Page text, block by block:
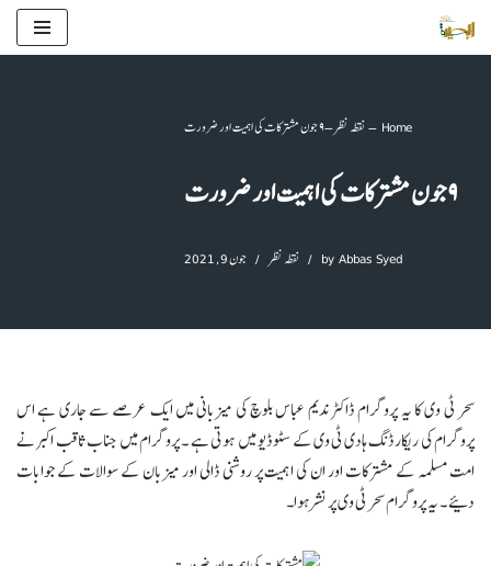
Skip
Home
–نقطہ نظر–۹ جون مشترکات کی اہمیت اور ضرورت
۹ جون مشترکات کی اہمیت اور ضرورت
by Abbas Syed نقطہ نظر جون 9, 2021
سحر ٹی وی کا یہ پروگرام ڈاکٹر ندیم عباس بلوچ کی میزبانی میں ایک عرصے سے جاری ہے اس
پروگرام کی ریکارڈنگ ہادی ٹی وی کے سٹوڈیو میں ہوتی ہے ۔ پروگرام میں جناب ثاقب اکبر نے
امت مسلمہ کے مشترکات اور ان کی اہمیت پر روشنی ڈالی اور میزبان کے سوالات کے جوابات
دئیے ۔ یہ پروگرام سحر ٹی وی پر نشرہوا۔